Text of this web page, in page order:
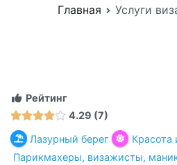
Главная Услуги
Рейтинг
4.29 7
Лазурный берег
Красота
Парикмахеры, визажисты,